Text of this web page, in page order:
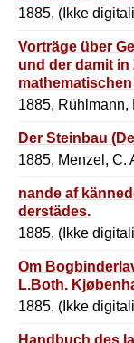
1885, (Ikke
Vorträge über
und der damit
1885, Rühlmann,
Der Steinbau
1885, Menzel, C.
nande af
derstädes.
1885, (Ikke
Om
L.Both.
1885, (Ikke
Handbuch des